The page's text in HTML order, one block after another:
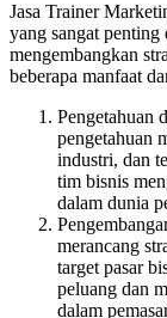
Jasa Trainer
yang sangat
mengembangkan
beberapa manfaat
Pengetahuan
pengetahuan
industri, dan
tim bisnis
dalam dunia
merancang
target pasar
peluang dan
dalam